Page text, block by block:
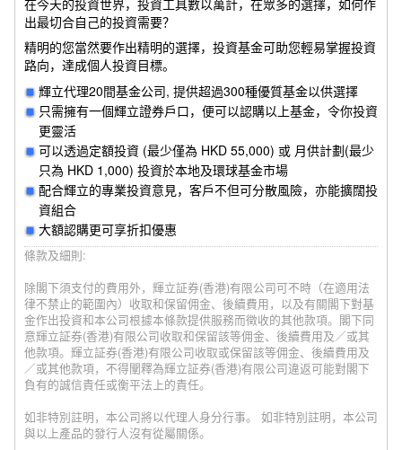
在今天的投資世界，投資工具數以萬計，在眾多的選擇，如何作
出最切合自己的投資需要？
精明的您當然要作出精明的選擇，投資基金可助您輕易掌握投資
路向，達成個人投資目標。
輝立代理20間基金公司, 提供超過300種優質基金以供選擇
只需擁有一個輝立證券戶口，便可以認購以上基金，令你投資
更靈活
可以透過定額投資 (最少僅為 HKD 55,000) 或 月供計劃(最少
只為 HKD 1,000) 投資於本地及環球基金市場
配合輝立的專業投資意見，客戶不但可分散風險，亦能擴闊投
資組合
大額認購更可享折扣優惠
條款及細則:
除閣下須支付的費用外，輝立証券(香港)有限公司可不時（在適用法
律不禁止的範圍內）收取和保留佣金、後續費用，以及有關閣下對基
金作出投資和本公司根據本條款提供服務而徵收的其他款項。閣下同
意輝立証券(香港)有限公司收取和保留該等佣金、後續費用及／或其
他款項。輝立証券(香港)有限公司收取或保留該等佣金、後續費用及
／或其他款項，不得闡釋為輝立証券(香港)有限公司違返可能對閣下
負有的誠信責任或衡平法上的責任。
如非特別註明，本公司將以代理人身分行事。 如非特別註明，本公司
與以上產品的發行人沒有從屬關係。